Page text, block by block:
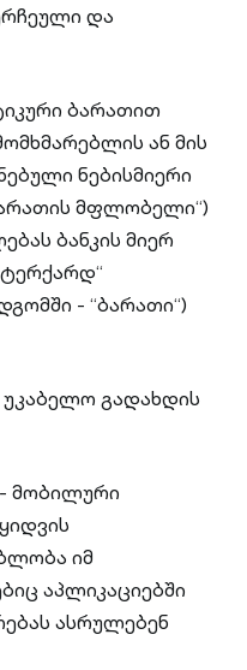
და
ბარათით
ან მის
ნებისმიერი
მფლობელი“)
ბანკის მიერ
- “ბარათი“)
გადახდის
- მობილური
იმ
აპლიკაციებში
ასრულებენ